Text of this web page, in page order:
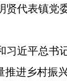
代表镇党
近平总书
进乡村振